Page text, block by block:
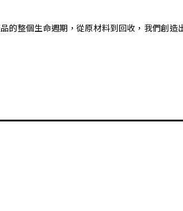
的整個生命週期，從原材料到回收，我們創